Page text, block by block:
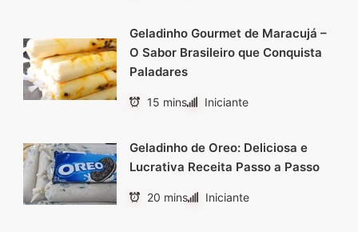
Geladinho Gourmet de Maracujá –
O Sabor Brasileiro que Conquista
Paladares
15 mins Iniciante
Geladinho de Oreo: Deliciosa e
Lucrativa Receita Passo a Passo
20 mins Iniciante